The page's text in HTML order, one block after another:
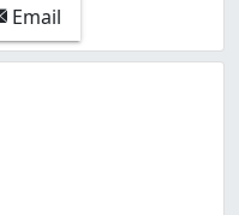
Email